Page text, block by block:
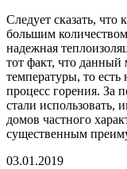
Следует сказать, что
большим
надежная
тот факт, что данный
температуры, то
процесс горения. За
стали использовать,
домов частного
существенным
03.01.2019